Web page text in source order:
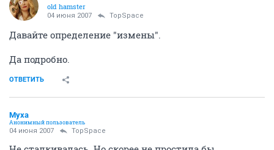
old hamster
04 июня 2007 TopSpace
Давайте определение "измены".
Да подробно.
ОТВЕТИТЬ
Муха
Анонимный пользователь
04 июня 2007 TopSpace